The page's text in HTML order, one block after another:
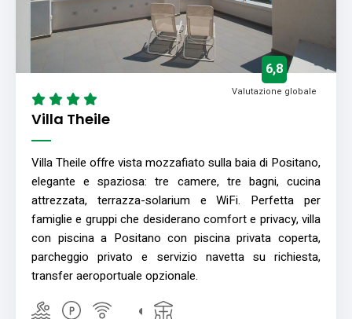
Villa Theile
6,8
Valutazione globale
Villa Theile offre vista mozzafiato sulla baia di Positano,
elegante e spaziosa: tre camere, tre bagni, cucina
attrezzata, terrazza-solarium e WiFi. Perfetta per
famiglie e gruppi che desiderano comfort e privacy, villa
con piscina a Positano con piscina privata coperta,
parcheggio privato e servizio navetta su richiesta,
transfer aeroportuale opzionale.